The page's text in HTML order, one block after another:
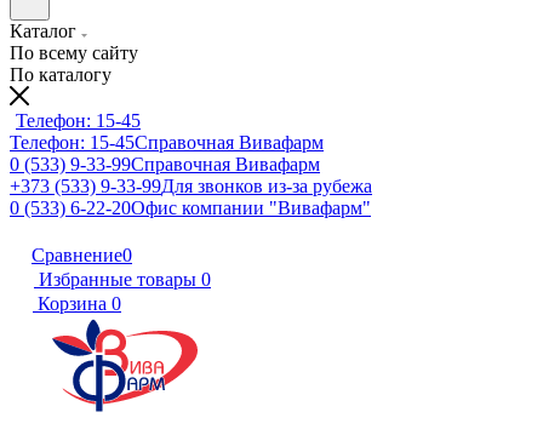
Каталог
По всему сайту
По каталогу
Телефон: 15-45
Телефон: 15-45Справочная Вивафарм
0 (533) 9-33-99Справочная Вивафарм
+373 (533) 9-33-99Для звонков из-за рубежа
0 (533) 6-22-20Офис компании "Вивафарм"
Сравнение0
Избранные товары 0
Корзина 0